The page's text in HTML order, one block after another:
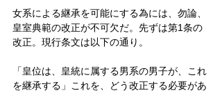
女系による継承を可能にする為には、勿論、
皇室典範の改正が不可欠だ。先ずは第1条の
改正。現行条文は以下の通り。
「皇位は、皇統に属する男系の男子が、これ
を継承する」これを、どう改正する必要があ